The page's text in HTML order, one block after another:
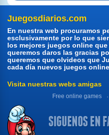
Juegosdiarios.com
En nuestra web procuramos
esclusivamente por lo que
los mejores juegos online
queremos daros las gracias
queremos que olvideos que
cada día nuevos juegos
Visita nuestras webs amigas
Free online games